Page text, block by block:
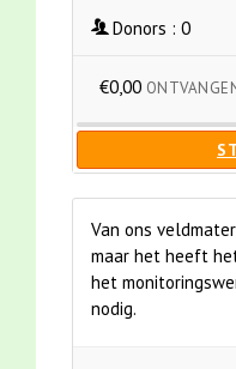
Donors : 0
€0,00
Van ons
maar het heeft
het
nodig.